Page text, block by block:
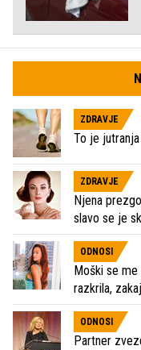
ZDRAVJE
To je
ZDRAVJE
Njena
slavo se je
ODNOSI
Moški se
razkrila,
ODNOSI
Partner